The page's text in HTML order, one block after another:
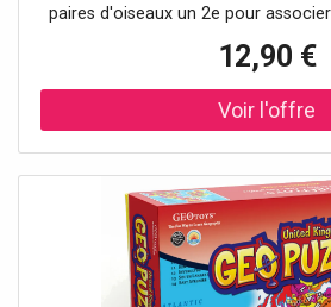
paires d'oiseaux un 2e pour
approfondir ses connaissances.Le
préféré des enfants qui aide à
la concentration.Un jeu pour les
12,90 €